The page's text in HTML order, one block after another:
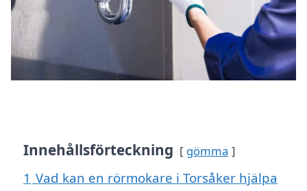
Innehållsförteckning gömma
1 Vad kan en rörmokare i Torsåker hjälpa